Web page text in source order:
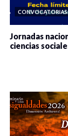
CONVOCATORIAS
Jornadas
ciencias